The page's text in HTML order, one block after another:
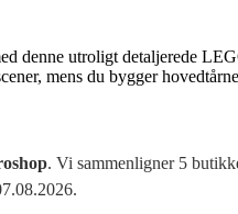
denne utroligt detaljerede
mens du bygger
. Vi sammenligner 5